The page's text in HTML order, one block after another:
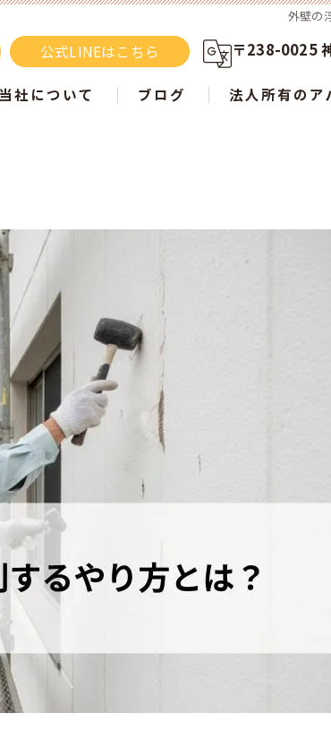
外壁の
公式LINEはこちら 〒238-0025
当社について
り替え
イディング
ルタル
リフォーム
ブログ 法人所有のア